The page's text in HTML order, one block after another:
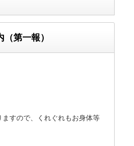
第一報）
すので、くれぐれもお身体等